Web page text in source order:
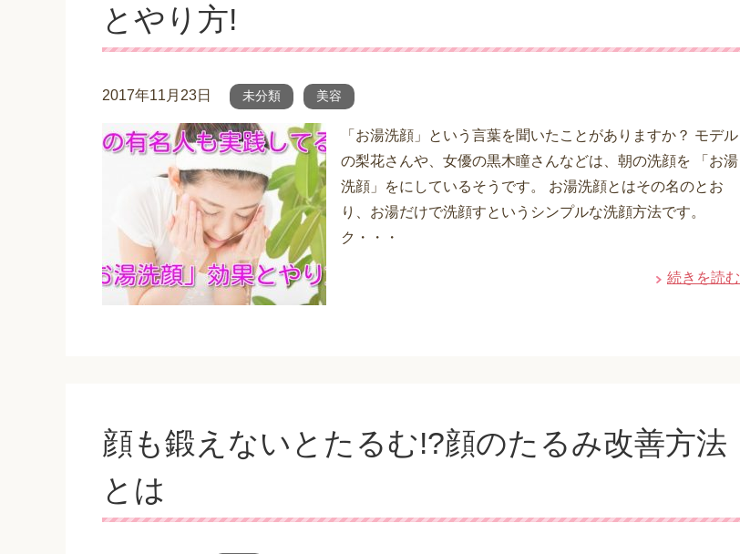
とやり方!
2017年11月23日 未分類 美容
「お湯洗顔」という言葉を聞いたことがありますか？ モデル
の梨花さんや、女優の黒木瞳さんなどは、朝の洗顔を 「お湯
洗顔」をにしているそうです。 お湯洗顔とはその名のとお
り、お湯だけで洗顔すというシンプルな洗顔方法です。
ク・・・
続きを読む
顔も鍛えないとたるむ!?顔のたるみ改善方法
とは